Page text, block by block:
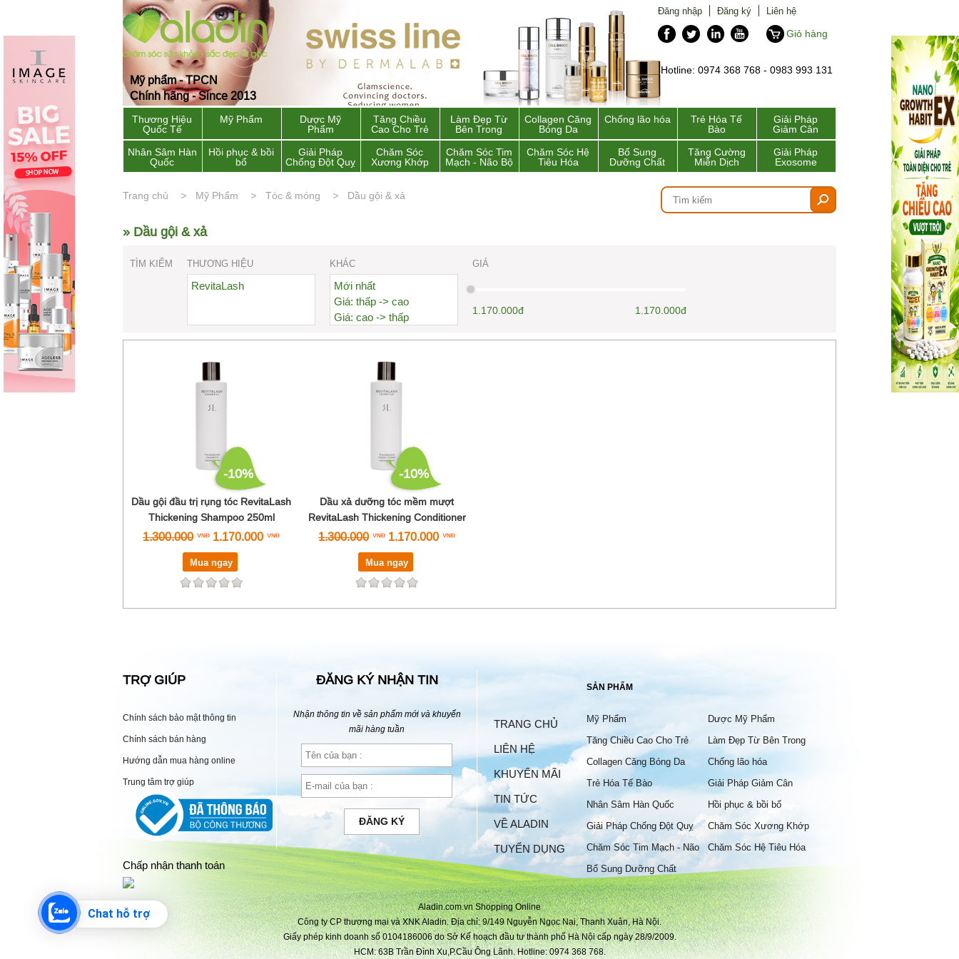
Mỹ phẩm - TPCN
Chính hãng - Since 2013
Đăng nhập Đăng ký
Liên hệ
Giỏ hàng
Hotline: 0974 368 768 - 0983 993 131
Thương Hiệu
Quốc Tế
Mỹ Phẩm
Dược Mỹ
Phẩm
Tăng Chiều
Cao Cho Trẻ
Làm Đẹp Từ
Bên Trong
Collagen Căng
Bóng Da
Chống lão hóa
Trẻ Hóa Tế
Bào
Giải Pháp
Giảm Cân
Nhân Sâm Hàn
Quốc
Hồi phục & bồi
bổ
Giải Pháp
Chống Đột Quỵ
Chăm Sóc
Xương Khớp
Chăm Sóc Tim
Mạch - Não Bộ
Chăm Sóc Hệ
Tiêu Hóa
Bổ Sung
Dưỡng Chất
Tăng Cường
Miễn Dịch
Giải Pháp
Exosome
Trang chủ Mỹ Phẩm Tóc & móng Dầu gội & xả
» Dầu gội & xả
TÌM KIẾM THƯƠNG HIỆU
RevitaLash
KHÁC
Mới nhất
Giá: thấp -> cao
Giá: cao -> thấp
Đánh giá cao nhất
Tên A->Z
GIÁ
1.170.000đ 1.170.000đ
-10%
Dầu gội đầu trị rụng tóc RevitaLash
Thickening Shampoo 250ml
1.300.000 1.170.000
Mua ngay
-10%
Dầu xả dưỡng tóc mềm mượt
RevitaLash Thickening Conditioner
1.300.000 1.170.000
Mua ngay
TRỢ GIÚP
Chính sách bảo mật thông tin
Chính sách bán hàng
Hướng dẫn mua hàng online
Trung tâm trợ giúp
ĐĂNG KÝ NHẬN TIN
Nhận thông tin về sản phẩm mới và khuyến
mãi hàng tuần
ĐĂNG KÝ
TRANG CHỦ
LIÊN HỆ
KHUYẾN MÃI
TIN TỨC
VỀ ALADIN
TUYỂN DỤNG
SẢN PHẨM
Mỹ Phẩm
Dược Mỹ Phẩm
Tăng Chiều Cao Cho Trẻ
Làm Đẹp Từ Bên Trong
Collagen Căng Bóng Da
Chống lão hóa
Trẻ Hóa Tế Bào
Giải Pháp Giảm Cân
Nhân Sâm Hàn Quốc
Hồi phục & bồi bổ
Giải Pháp Chống Đột Quỵ
Chăm Sóc Xương Khớp
Chăm Sóc Tim Mạch - Não
Bộ
Chăm Sóc Hệ Tiêu Hóa
Bổ Sung Dưỡng Chất
Chấp nhận thanh toán
Aladin.com.vn Shopping Online
Công ty CP thương mại và XNK Aladin. Địa chỉ: 9/149 Nguyễn Ngọc Nại, Thanh Xuân, Hà Nội.
Giấy phép kinh doanh số 0104186006 do Sở Kế hoạch đầu tư thành phố Hà Nội cấp ngày 28/9/2009.
HCM: 63B Trần Đình Xu,P.Cầu Ông Lãnh. Hotline: 0974 368 768.
Chat hỗ trợ